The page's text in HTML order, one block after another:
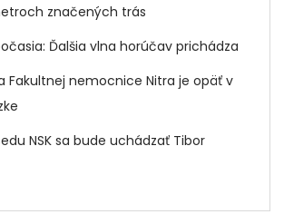
značených trás
Ďalšia vlna horúčav prichádza
Fakultnej nemocnice Nitra je opäť v
NSK sa bude uchádzať Tibor